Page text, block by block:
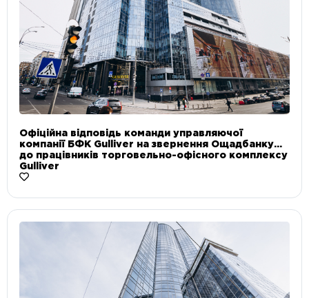
Офіційна відповідь команди управляючої
компанії БФК Gulliver на звернення Ощадбанку
до працівників торговельно-офісного комплексу
Gulliver